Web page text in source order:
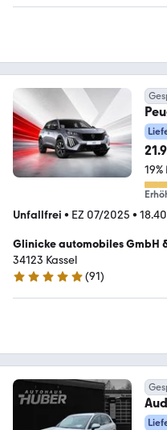
Unfallfrei • EZ 07/2025 •
Glinicke automobiles GmbH
34123 Kassel
4.8 Sterne
(91)